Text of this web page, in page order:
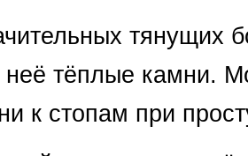
тянущих
неё тёплые камни.
к стопам при